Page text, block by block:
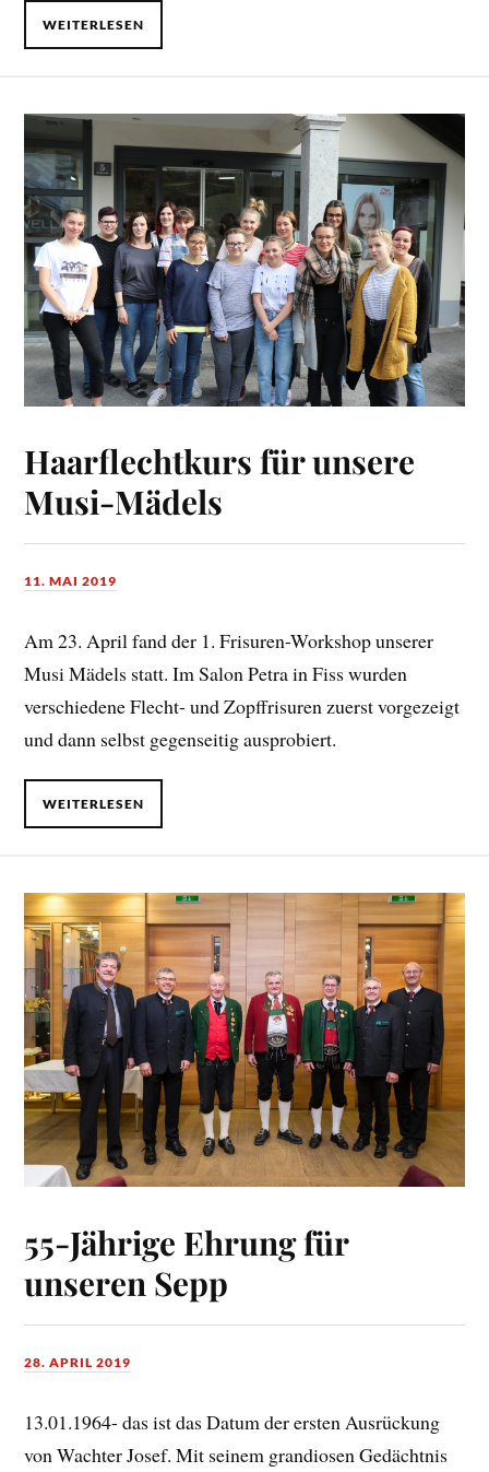
WEITERLESEN
Haarflechtkurs für unsere
Musi-Mädels
11. MAI 2019
Am 23. April fand der 1. Frisuren-Workshop unserer
Musi Mädels statt. Im Salon Petra in Fiss wurden
verschiedene Flecht- und Zopffrisuren zuerst vorgezeigt
und dann selbst gegenseitig ausprobiert.
WEITERLESEN
55-Jährige Ehrung für
unseren Sepp
28. APRIL 2019
13.01.1964- das ist das Datum der ersten Ausrückung
von Wachter Josef. Mit seinem grandiosen Gedächtnis